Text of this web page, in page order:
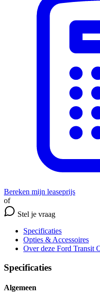
Bereken mijn leaseprijs
of
Stel je vraag
Specificaties
Opties & Accessoires
Over deze Ford Transit
Specificaties
Algemeen